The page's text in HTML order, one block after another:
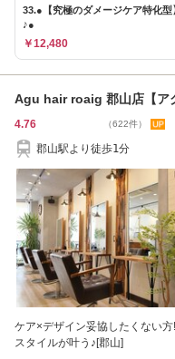
33.●【究極のダメージケア特化型
♪●
￥12,480
Agu hair roaig 郡山店【ア
4.76 （622件）
郡山駅より徒歩1分
ケア×デザイン妥協したくない
スタイルが叶う♪[郡山]